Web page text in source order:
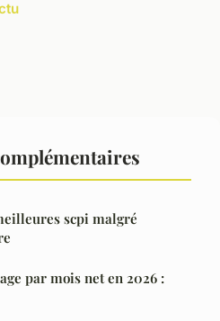
scpi malgré
par mois net en 2026 :